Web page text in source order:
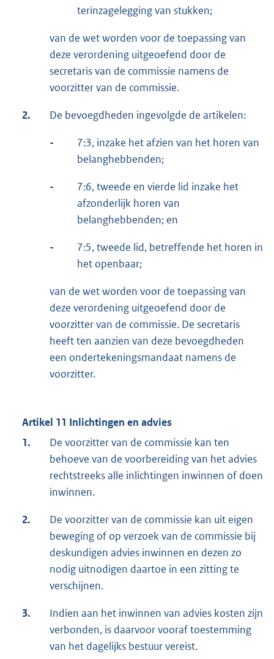
terinzagelegging van stukken;
van de wet worden voor de toepassing van
deze verordening uitgeoefend door de
secretaris van de commissie namens de
voorzitter van de commissie.
2. De bevoegdheden ingevolgde de artikelen:
-
7:3, inzake het afzien van het horen van
belanghebbenden;
-
7:6, tweede en vierde lid inzake het
afzonderlijk horen van
belanghebbenden; en
-
7:5, tweede lid, betreffende het horen in
het openbaar;
van de wet worden voor de toepassing van
deze verordening uitgeoefend door de
voorzitter van de commissie. De secretaris
heeft ten aanzien van deze bevoegdheden
een ondertekeningsmandaat namens de
voorzitter.
Artikel 11 Inlichtingen en advies
1.
De voorzitter van de commissie kan ten
behoeve van de voorbereiding van het advies
rechtstreeks alle inlichtingen inwinnen of doen
inwinnen.
2.
De voorzitter van de commissie kan uit eigen
beweging of op verzoek van de commissie bij
deskundigen advies inwinnen en dezen zo
nodig uitnodigen daartoe in een zitting te
verschijnen.
3.
Indien aan het inwinnen van advies kosten zijn
verbonden, is daarvoor vooraf toestemming
van het dagelijks bestuur vereist.